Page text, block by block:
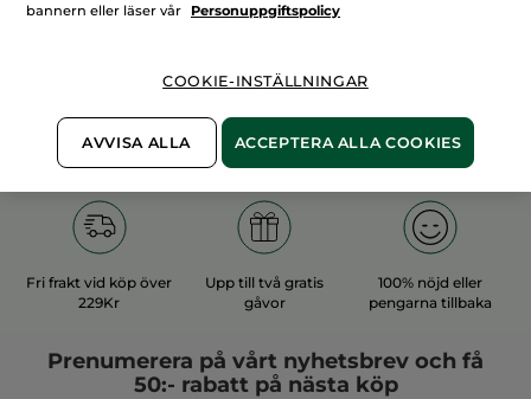
Fri frakt vid köp över
229Kr
Upp till två gratis
gåvor
100% nöjd eller
pengarna tillbaka
Prenumerera på vårt nyhetsbrev och få
50:- rabatt på nästa köp
bannern eller läser vår
Personuppgiftspolicy
COOKIE-INSTÄLLNINGAR
AVVISA ALLA ACCEPTERA ALLA COOKIES